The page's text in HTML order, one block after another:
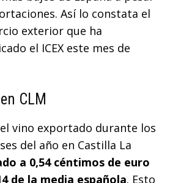
Así lo constata el
exterior que ha
el ICEX este mes de
CLM
vino exportado durante los
del año en Castilla La
a 0,54 céntimos de euro
de la media española. Esto